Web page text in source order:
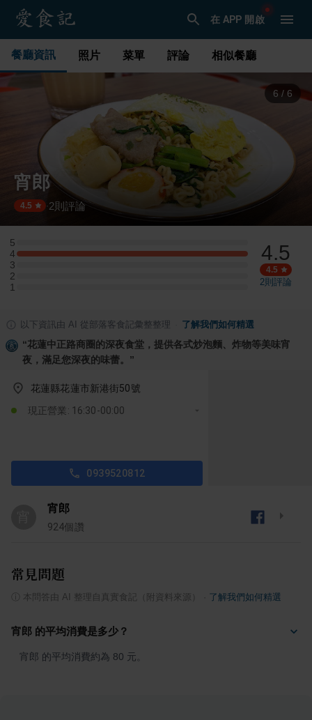
在 APP 開啟
餐廳資訊 照片 菜單 評論 相似餐廳
1 / 6
宵郎
4.5 ·2 則評論
5
5 星：0 則評論
4
4 星：1 則評論
3
3 星：0 則評論
2
2 星：0 則評論
1
1 星：0 則評論
4.5
4.5
2則評論
以下資訊由 AI 從部落客食記彙整整理 了解我們如何精選
“花蓮中正路商圈的深夜食堂，提供各式炒泡麵、炸物等美味宵
夜，滿足您深夜的味蕾。 ”
花蓮縣花蓮市新港街50號
現正營業: 16:30-00:00
0939520812
宵郎
924個讚
常見問題
本問答由 AI 整理自真實食記（附資料來源） 了解我們如何精選
宵郎 的平均消費是多少？
宵郎 的平均消費約為 80 元。